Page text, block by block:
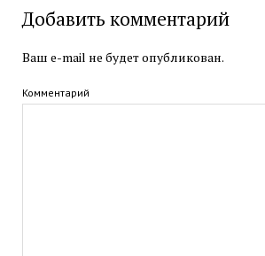
Добавить комментарий
Ваш e-mail не будет опубликован.
Комментарий